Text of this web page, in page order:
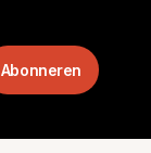
Abonneren